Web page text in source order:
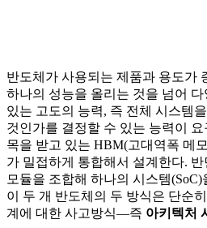
반도체가 사용되는 제품과 용도가
하나의 성능을 올리는 것을 넘어
있는 고도의 능력, 즉 전체 시스템
것인가를 결정할 수 있는 능력이
목을 받고 있는 HBM(고대역폭 메
가 밀접하게 통합해서 설계한다.
모듈을 조합해 하나의 시스템
이 두 개 반도체의 두 방식은 단순
계에 대한 사고방식—즉 아키텍처